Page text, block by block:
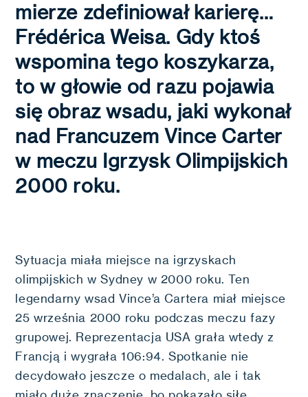
mierze zdefiniował karierę…
Frédérica Weisa. Gdy ktoś
wspomina tego koszykarza,
to w głowie od razu pojawia
się obraz wsadu, jaki wykonał
nad Francuzem Vince Carter
w meczu Igrzysk Olimpijskich
2000 roku.
Sytuacja miała miejsce na igrzyskach
olimpijskich w Sydney w 2000 roku. Ten
legendarny wsad Vince’a Cartera miał miejsce
25 września 2000 roku podczas meczu fazy
grupowej. Reprezentacja USA grała wtedy z
Francją i wygrała 106:94. Spotkanie nie
decydowało jeszcze o medalach, ale i tak